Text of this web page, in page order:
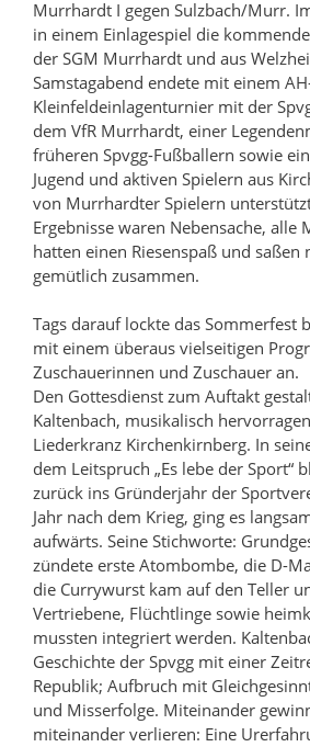
Murrhardt I gegen Sulzbach/Murr.
in einem Einlagespiel die
der SGM Murrhardt und aus
Samstagabend endete mit einem
Kleinfeldeinlagenturnier mit der
dem VfR Murrhardt, einer
früheren Spvgg-Fußballern sowie
Jugend und aktiven Spielern aus
von Murrhardter Spielern
Ergebnisse waren Nebensache, alle
hatten einen Riesenspaß und saßen
gemütlich zusammen.
Tags darauf lockte das Sommerfest
mit einem überaus vielseitigen
Zuschauerinnen und Zuschauer an.
Den Gottesdienst zum Auftakt
Kaltenbach, musikalisch
Liederkranz Kirchenkirnberg. In
dem Leitspruch „Es lebe der Sport“
zurück ins Gründerjahr der
Jahr nach dem Krieg, ging es
aufwärts. Seine Stichworte:
zündete erste Atombombe, die D-
die Currywurst kam auf den Teller
Vertriebene, Flüchtlinge sowie
mussten integriert werden.
Geschichte der Spvgg mit einer
Republik; Aufbruch mit
und Misserfolge. Miteinander
miteinander verlieren: Eine